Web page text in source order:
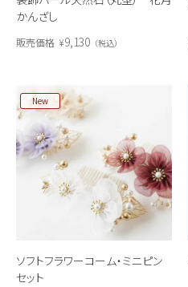
かんざし
販売価格 ¥9,130 税込
ソフトフラワーコーム・ミニピン
セット
New